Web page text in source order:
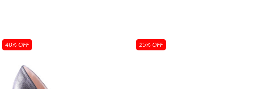
40% OFF 25% OFF